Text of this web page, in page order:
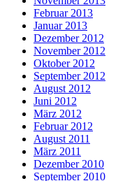
Februar 2013
Januar 2013
Dezember 2012
November 2012
Oktober 2012
September 2012
August 2012
Juni 2012
März 2012
Februar 2012
August 2011
März 2011
Dezember 2010
September 2010